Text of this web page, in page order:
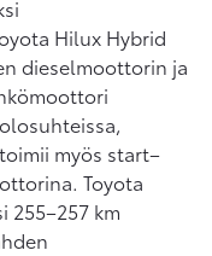
Hilux Hybrid
dieselmoottorin ja
myös start–
Toyota
255–257 km